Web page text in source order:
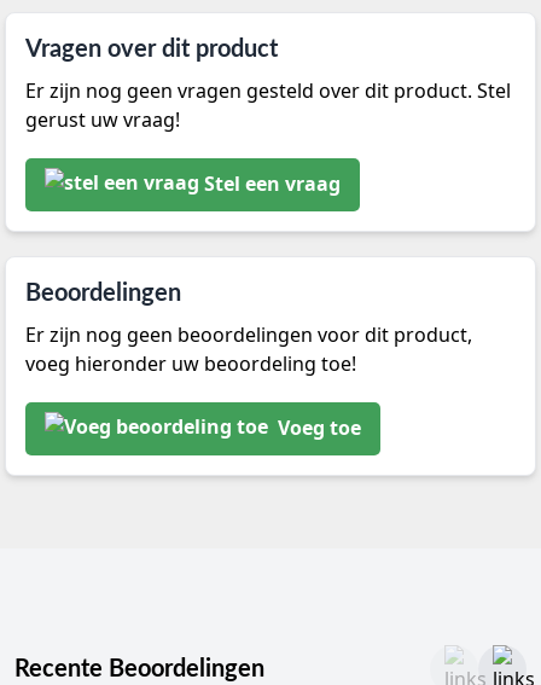
Vragen over dit product
Er zijn nog geen vragen gesteld over dit product. Stel
gerust uw vraag!
Stel een vraag
Beoordelingen
Er zijn nog geen beoordelingen voor dit product,
voeg hieronder uw beoordeling toe!
Voeg toe
Recente Beoordelingen